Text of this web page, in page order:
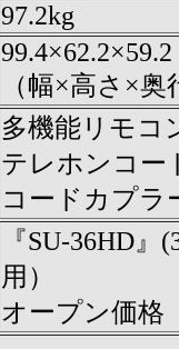
97.2kg
99.4×62.2×59.2
（幅×高さ×奥
多機能リモコ
テレホンコー
コードカプラ
『SU-36HD』
用）
オープン価格